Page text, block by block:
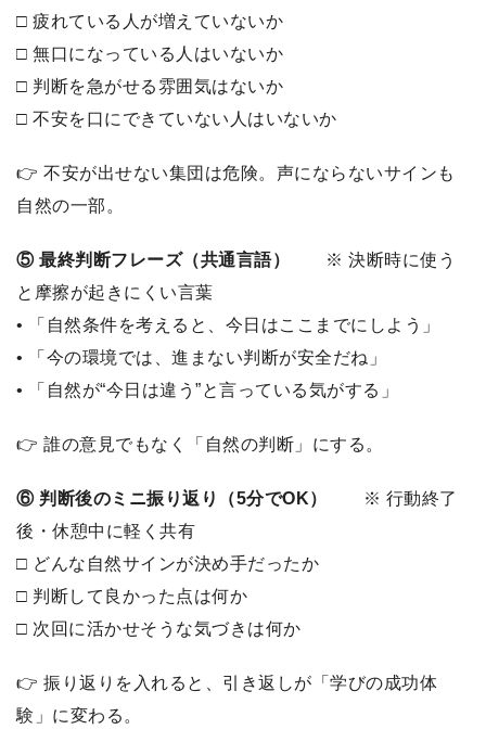
□ 疲れている人が増えていないか
□ 無口になっている人はいないか
□ 判断を急がせる雰囲気はないか
□ 不安を口にできていない人はいないか
👉 不安が出せない集団は危険。声にならないサインも
自然の一部。
⑤ 最終判断フレーズ（共通言語）
※ 決断時に使う
と摩擦が起きにくい言葉
• 「自然条件を考えると、今日はここまでにしよう」
• 「今の環境では、進まない判断が安全だね」
• 「自然が“今日は違う”と言っている気がする」
👉 誰の意見でもなく「自然の判断」にする。
⑥ 判断後のミニ振り返り（5分でOK）
※ 行動終了
後・休憩中に軽く共有
□ どんな自然サインが決め手だったか
□ 判断して良かった点は何か
□ 次回に活かせそうな気づきは何か
👉 振り返りを入れると、引き返しが「学びの成功体
験」に変わる。